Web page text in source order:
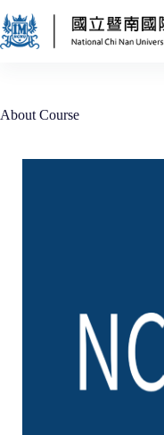
About Course